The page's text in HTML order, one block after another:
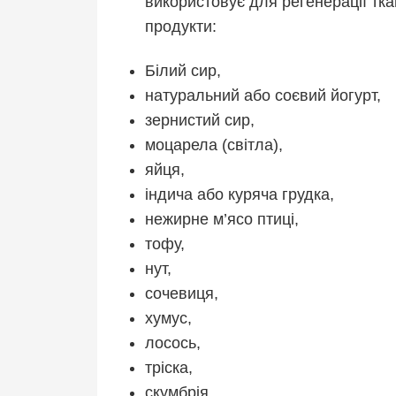
продукти:
Білий сир,
натуральний або соєвий йогурт,
зернистий сир,
моцарела (світла),
яйця,
індича або куряча грудка,
нежирне м’ясо птиці,
тофу,
нут,
сочевиця,
хумус,
лосось,
тріска,
скумбрія.